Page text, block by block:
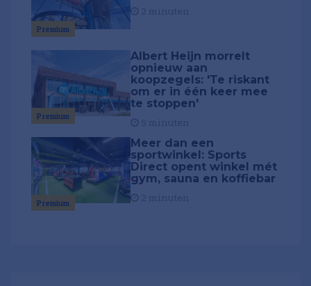
Premium
Premium
Albert Heijn morrelt
opnieuw aan
koopzegels: 'Te riskant
om er in één keer mee
te stoppen'
Premium
Meer dan een
sportwinkel: Sports
Direct opent winkel mét
gym, sauna en koffiebar